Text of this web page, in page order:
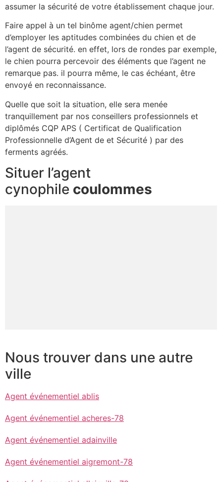
assumer la sécurité de votre établissement chaque jour.
Faire appel à un tel binôme agent/chien permet
d’employer les aptitudes combinées du chien et de
l’agent de sécurité. en effet, lors de rondes par exemple,
le chien pourra percevoir des éléments que l’agent ne
remarque pas. il pourra même, le cas échéant, être
envoyé en reconnaissance.
Quelle que soit la situation, elle sera menée
tranquillement par nos conseillers professionnels et
diplômés CQP APS ( Certificat de Qualification
Professionnelle d’Agent de et Sécurité ) par des
ferments agréés.
Situer l’agent
cynophile coulommes
Nous trouver dans une autre
ville
Agent événementiel ablis
Agent événementiel acheres-78
Agent événementiel adainville
Agent événementiel aigremont-78